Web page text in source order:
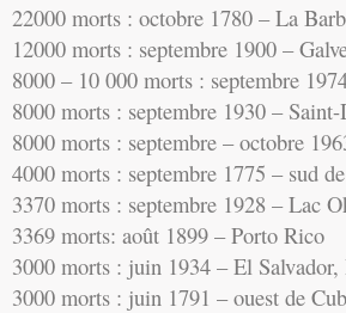
22000 morts : octobre 1780 – La
12000 morts : septembre 1900 –
8000 – 10 000 morts : septembre
8000 morts : septembre 1930 –
8000 morts : septembre – octobre
4000 morts : septembre 1775 – sud
3370 morts : septembre 1928 – Lac
3369 morts: août 1899 – Porto Rico
3000 morts : juin 1934 – El Salvador,
3000 morts : juin 1791 – ouest de